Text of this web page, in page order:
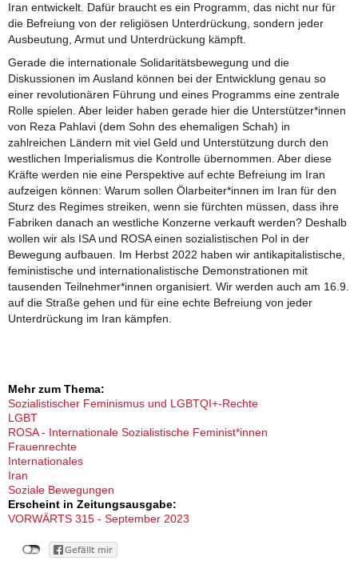
Iran entwickelt. Dafür braucht es ein Programm, das nicht nur für
die Befreiung von der religiösen Unterdrückung, sondern jeder
Ausbeutung, Armut und Unterdrückung kämpft.
Gerade die internationale Solidaritätsbewegung und die
Diskussionen im Ausland können bei der Entwicklung genau so
einer revolutionären Führung und eines Programms eine zentrale
Rolle spielen. Aber leider haben gerade hier die Unterstützer*innen
von Reza Pahlavi (dem Sohn des ehemaligen Schah) in
zahlreichen Ländern mit viel Geld und Unterstützung durch den
westlichen Imperialismus die Kontrolle übernommen. Aber diese
Kräfte werden nie eine Perspektive auf echte Befreiung im Iran
aufzeigen können: Warum sollen Ölarbeiter*innen im Iran für den
Sturz des Regimes streiken, wenn sie fürchten müssen, dass ihre
Fabriken danach an westliche Konzerne verkauft werden? Deshalb
wollen wir als ISA und ROSA einen sozialistischen Pol in der
Bewegung aufbauen. Im Herbst 2022 haben wir antikapitalistische,
feministische und internationalistische Demonstrationen mit
tausenden Teilnehmer*innen organisiert. Wir werden auch am 16.9.
auf die Straße gehen und für eine echte Befreiung von jeder
Unterdrückung im Iran kämpfen.
Mehr zum Thema:
Sozialistischer Feminismus und LGBTQI+-Rechte
LGBT
ROSA - Internationale Sozialistische Feminist*innen
Frauenrechte
Internationales
Iran
Soziale Bewegungen
Erscheint in Zeitungsausgabe:
VORWÄRTS 315 - September 2023